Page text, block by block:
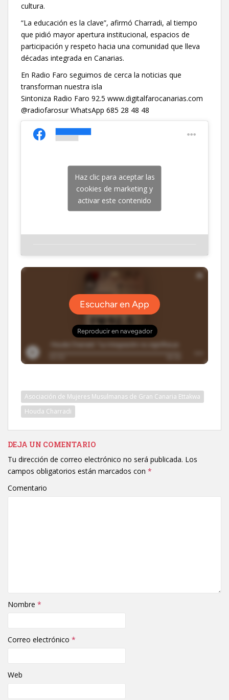
cultura.
“La educación es la clave”, afirmó Charradi, al tiempo
que pidió mayor apertura institucional, espacios de
participación y respeto hacia una comunidad que lleva
décadas integrada en Canarias.
En Radio Faro seguimos de cerca la noticias que
transforman nuestra isla
Sintoniza Radio Faro 92.5 www.digitalfarocanarias.com
@radiofarosur WhatsApp 685 28 48 48
Haz clic para aceptar las
cookies de marketing y
activar este contenido
Asociación de Mujeres Musulmanas de Gran Canaria Ettakwa
Houda Charradi
DEJA UN COMENTARIO
Tu dirección de correo electrónico no será publicada. Los
campos obligatorios están marcados con *
Comentario
Nombre *
Correo electrónico *
Web